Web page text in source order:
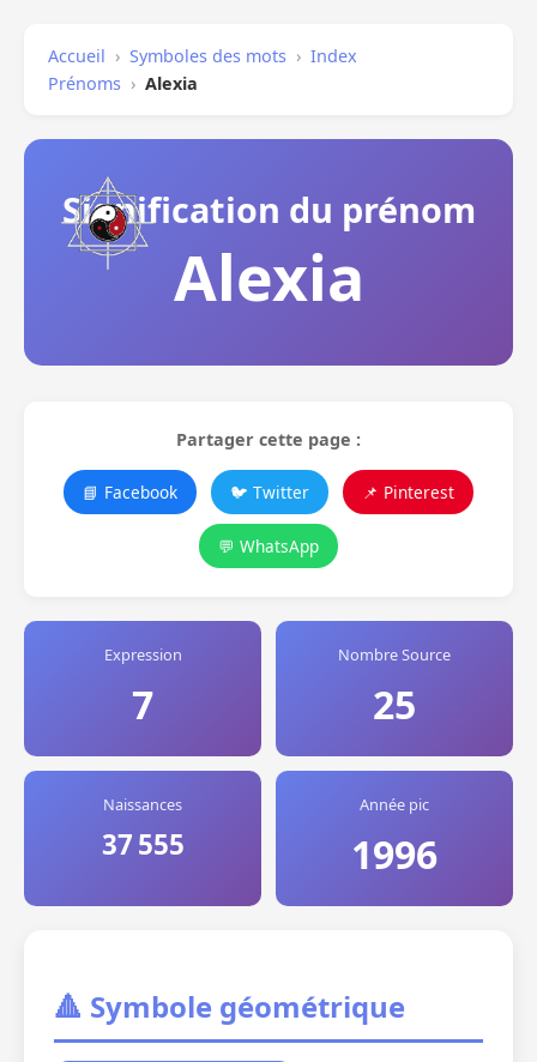
Accueil › Symboles des mots › Index
Prénoms › Alexia
Signification du prénom
Alexia
Partager cette page :
📘 Facebook 🐦 Twitter 📌 Pinterest
💬 WhatsApp
Expression
7
Nombre Source
25
Naissances
37 555
Année pic
1996
🔺 Symbole géométrique